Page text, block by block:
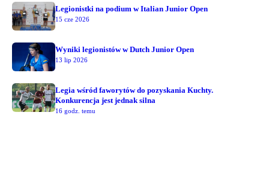
Legionistki na podium w Italian Junior Open
15 cze 2026
Wyniki legionistów w Dutch Junior Open
13 lip 2026
Legia wśród faworytów do pozyskania Kuchty.
Konkurencja jest jednak silna
16 godz. temu